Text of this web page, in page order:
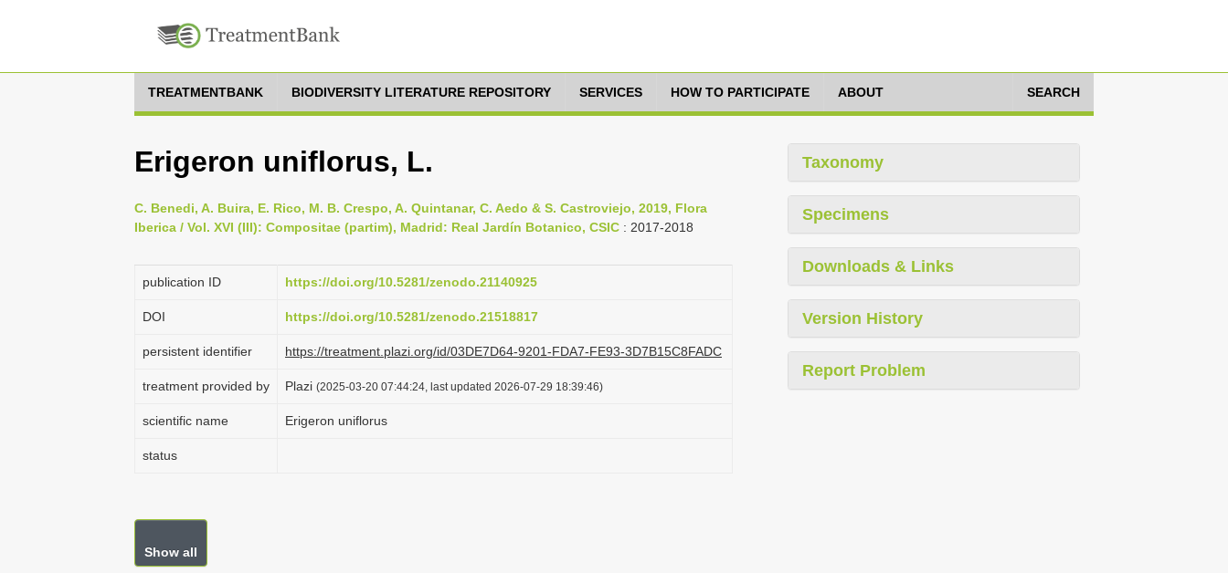
TREATMENTBANK BIODIVERSITY LITERATURE REPOSITORY SERVICES HOW TO PARTICIPATE ABOUT SEARCH
Erigeron uniflorus, L.
C. Benedi, A. Buira, E. Rico, M. B. Crespo, A. Quintanar, C. Aedo & S. Castroviejo, 2019, Flora
Iberica / Vol. XVI (III): Compositae (partim), Madrid: Real Jardín Botanico, CSIC : 2017-2018
publication ID https://doi.org/10.5281/zenodo.21140925
DOI https://doi.org/10.5281/zenodo.21518817
persistent identifier https://treatment.plazi.org/id/03DE7D64-9201-FDA7-FE93-3D7B15C8FADC
treatment provided by Plazi (2025-03-20 07:44:24, last updated 2026-07-29 18:39:46)
scientific name Erigeron uniflorus
status
Show all
Taxonomy
Specimens
Downloads & Links
Version History
Report Problem